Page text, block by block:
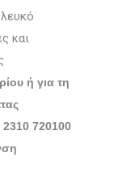
και
ή για τη
720100